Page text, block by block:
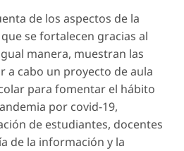
de los aspectos de la
se fortalecen gracias al
manera, muestran las
a cabo un proyecto de aula
para fomentar el hábito
por covid-19,
de estudiantes, docentes
de la información y la